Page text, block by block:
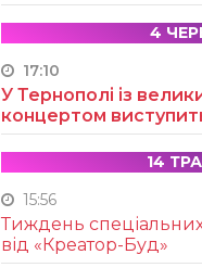
4
17:10
У Тернополі із
концертом
14
15:56
Тиждень
від «Креатор-Буд»